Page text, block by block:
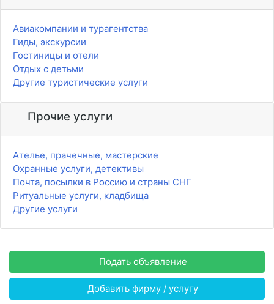
Авиакомпании и турагентства
Гиды, экскурсии
Гостиницы и отели
Отдых с детьми
Другие туристические услуги
Прочие услуги
Ателье, прачечные, мастерские
Охранные услуги, детективы
Почта, посылки в Россию и страны СНГ
Ритуальные услуги, кладбища
Другие услуги
Подать объявление
Добавить фирму / услугу